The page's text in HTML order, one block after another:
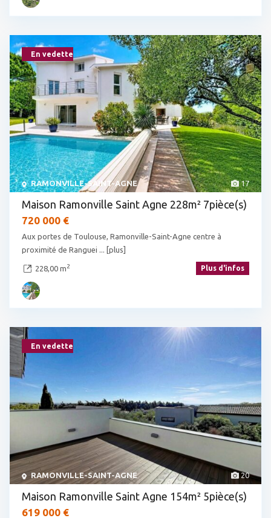
17
RAMONVILLE-SAINT-AGNE
En vedette
Maison Ramonville Saint Agne 228m² 7pièce(s)
720 000 €
Aux portes de Toulouse, Ramonville-Saint-Agne centre à
proximité de Ranguei ... [plus]
228,00 m2 Plus d'infos
20
RAMONVILLE-SAINT-AGNE
En vedette
Maison Ramonville Saint Agne 154m² 5pièce(s)
619 000 €